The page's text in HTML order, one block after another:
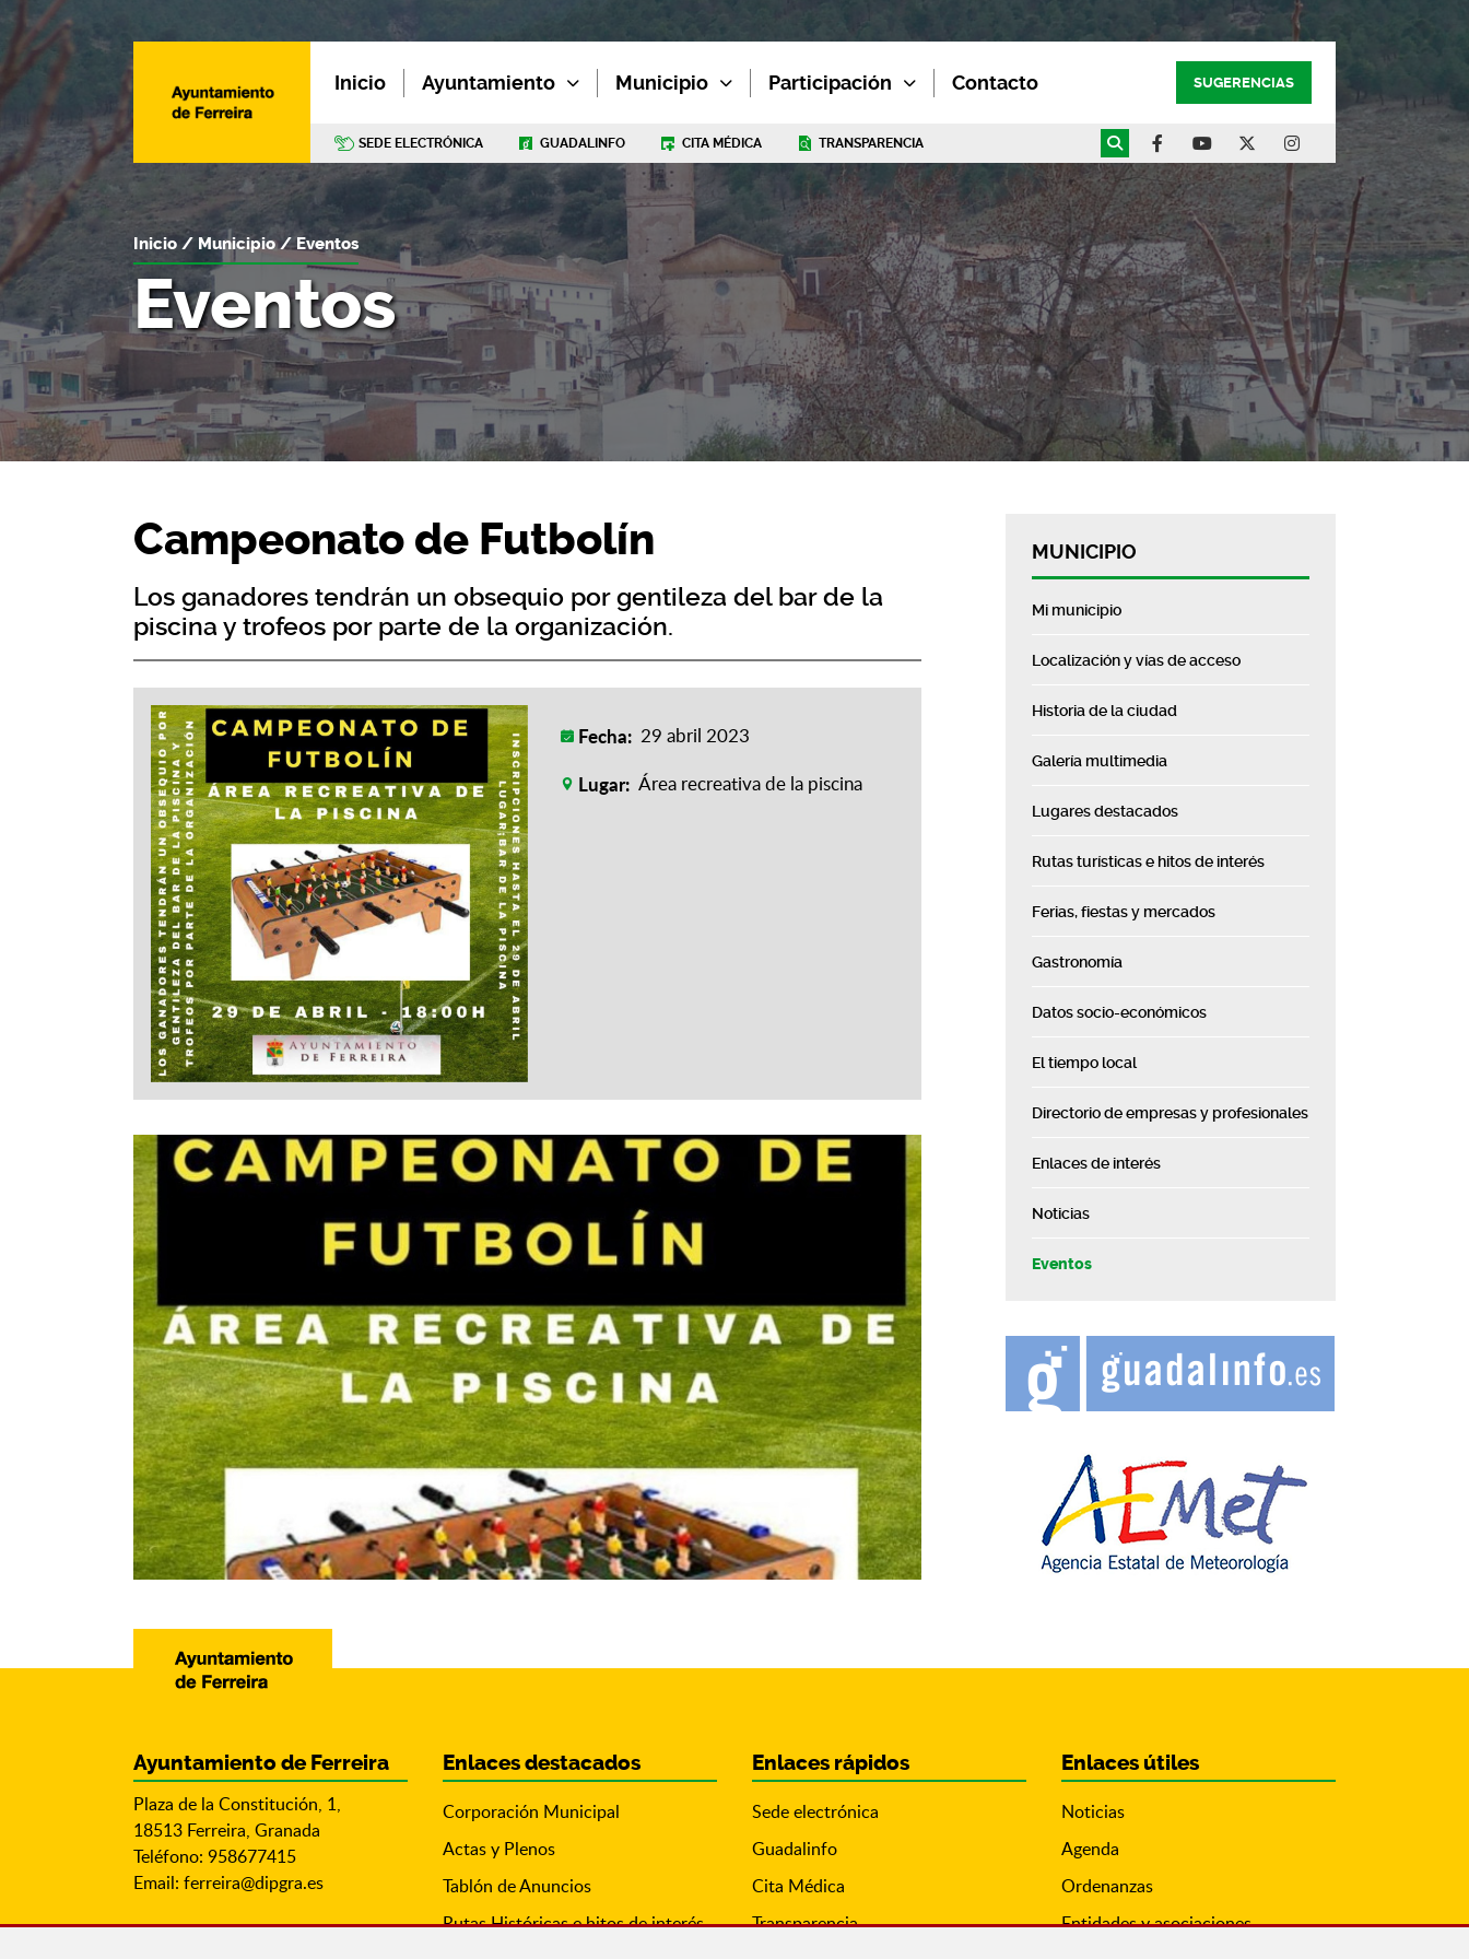
Inicio Ayuntamiento Municipio Participación Contacto SUGERENCIAS
SEDE ELECTRÓNICA GUADALINFO CITA MÉDICA TRANSPARENCIA
Eventos
Inicio Municipio Eventos
Campeonato de Futbolín
Los ganadores tendrán un obsequio por gentileza del bar de la
piscina y trofeos por parte de la organización.
Fecha: 29 abril 2023
Lugar: Área recreativa de la piscina
MUNICIPIO
Mi municipio
Localización y vías de acceso
Historia de la ciudad
Galería multimedia
Lugares destacados
Rutas turísticas e hitos de interés
Ferias, fiestas y mercados
Gastronomía
Datos socio-económicos
El tiempo local
Directorio de empresas y profesionales
Enlaces de interés
Noticias
Eventos
Ayuntamiento de Ferreira
Plaza de la Constitución, 1,
18513 Ferreira, Granada
Teléfono: 958677415
Email: ferreira@dipgra.es
Enlaces destacados
Corporación Municipal
Actas y Plenos
Tablón de Anuncios
Rutas Históricas e hitos de interés
Enlaces rápidos
Sede electrónica
Guadalinfo
Cita Médica
Transparencia
Enlaces útiles
Noticias
Agenda
Ordenanzas
Entidades y asociaciones